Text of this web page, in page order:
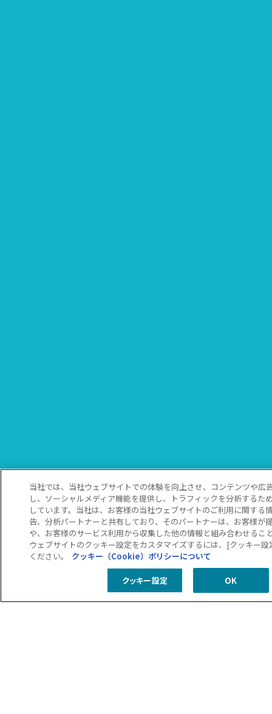
当社では、当社ウェブサイトでの体験を向上させ、コンテンツや広
し、ソーシャルメディア機能を提供し、トラフィックを分析するた
しています。当社は、お客様の当社ウェブサイトのご利用に関する
告、分析パートナーと共有しており、そのパートナーは、お客様が
や、お客様のサービス利用から収集した他の情報と組み合わせるこ
ウェブサイトのクッキー設定をカスタマイズするには、[クッキー
ください。
クッキー（Cookie）ポリシーについて
クッキー設定 OK